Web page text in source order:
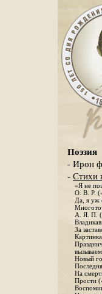
Поэзия
- Ирон
- Стихи
«Я не
О. В. Р.
Да, я уж
А. Я. П.
За
Картинка
Новый
На
Прости